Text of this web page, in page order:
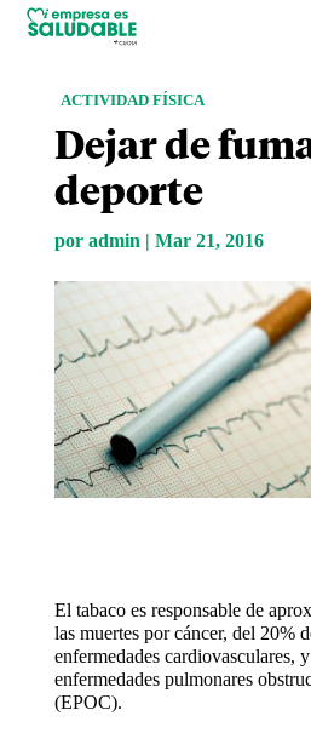
ACTIVIDAD FÍSICA
Dejar de
deporte
por admin | Mar 21, 2016
El tabaco es responsable de
las muertes por cáncer, del 20%
enfermedades cardiovasculares,
enfermedades pulmonares
(EPOC).